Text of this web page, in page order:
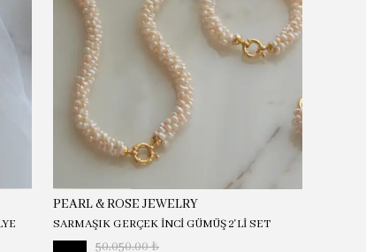
PEARL & ROSE JEWELRY
SARMAŞIK GERÇEK İNCİ GÜMÜŞ 2'Lİ SET
50,050.00 ₺